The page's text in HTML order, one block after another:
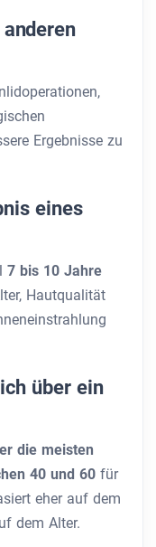
Ergebnisse zu
eines
7 bis 10 Jahre
Hautqualität
über ein
die meisten
40 und 60 für
eher auf dem
dem Alter.